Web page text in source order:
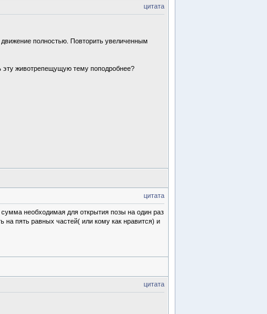
цитата
полностью. Повторить увеличенным
эту животрепещущую тему поподробнее?
цитата
необходимая для открытия позы на один раз
на пять равных частей( или кому как нравится) и
цитата